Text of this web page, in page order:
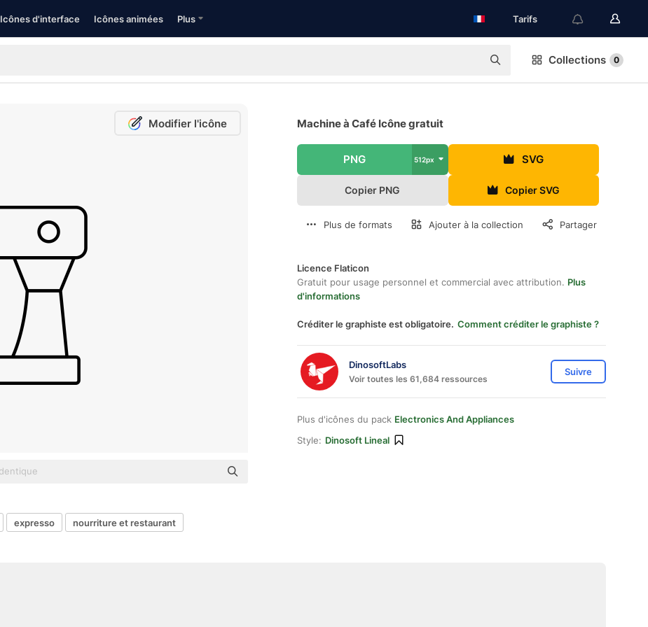
Icônes d'interface Icônes animées Plus Tarifs
Collections 0
Modifier l'icône Machine à Café Icône gratuit
PNG 512px SVG
Copier PNG Copier SVG
Plus de formats Ajouter à la collection Partager
Licence Flaticon
Gratuit pour usage personnel et commercial avec attribution. Plus
d'informations
Créditer le graphiste est obligatoire. Comment créditer le graphiste ?
DinosoftLabs
Voir toutes les 61,684 ressources
Suivre
Plus d'icônes du pack Electronics And Appliances
Style: Dinosoft Lineal
expresso nourriture et restaurant